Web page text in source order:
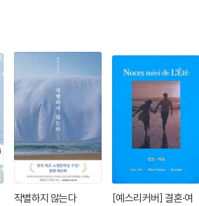
작별하지 않는다
[예스리커버] 결혼·여